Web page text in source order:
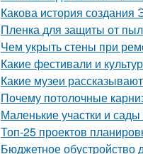
Какова история
Пленка для защиты от
Чем укрыть стены при
Какие фестивали и
Какие музеи
Почему потолочные
Маленькие участки и
Топ-25 проектов
Бюджетное обустройство